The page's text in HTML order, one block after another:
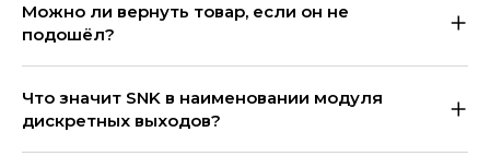
Можно ли вернуть товар, если он не
подошёл?
Что значит SNK в наименовании модуля
дискретных выходов?